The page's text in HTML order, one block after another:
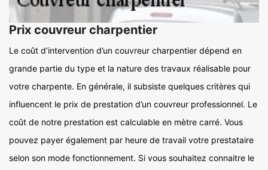
Prix couvreur charpentier
Le coût d’intervention d’un couvreur charpentier dépend en
grande partie du type et la nature des travaux réalisable pour
votre charpente. En générale, il subsiste quelques critères qui
influencent le prix de prestation d’un couvreur professionnel. Le
coût de notre prestation est calculable en mètre carré. Vous
pouvez payer également par heure de travail votre prestataire
selon son mode fonctionnement. Si vous souhaitez connaitre le